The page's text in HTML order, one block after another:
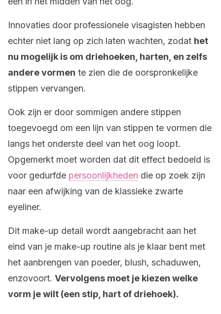
Innovaties door professionele visagisten hebben
echter niet lang op zich laten wachten, zodat het
nu mogelijk is om driehoeken, harten, en zelfs
andere vormen te zien die de oorspronkelijke
stippen vervangen.
Ook zijn er door sommigen andere stippen
toegevoegd om een lijn van stippen te vormen die
langs het onderste deel van het oog loopt.
Opgemerkt moet worden dat dit effect bedoeld is
voor gedurfde persoonlijkheden die op zoek zijn
naar een afwijking van de klassieke zwarte
eyeliner.
Dit make-up detail wordt aangebracht aan het
eind van je make-up routine als je klaar bent met
het aanbrengen van poeder, blush, schaduwen,
enzovoort. Vervolgens moet je kiezen welke
vorm je wilt (een stip, hart of driehoek).